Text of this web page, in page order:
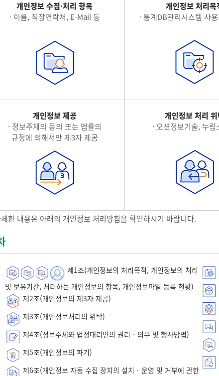
개인정보 수집·처리 항목
· 이름, 직장연락처, E-Mail 등
개인정보 처리목
· 통계DB관리시스템 사
개인정보 제공
· 정보주체의 동의 또는 법률의
규정에 의해서만 제3자 제공
개인정보 처리
· 오션정보기술, 누림
한 내용은 아래의 개인정보 처리방침을 확인하시기 바랍니다.
제1조(개인정보의 처리목적, 개인정보의 처리
및 보유기간, 처리하는 개인정보의 항목, 개인정보파일 등록 현황)
제2조(개인정보의 제3자 제공)
제3조(개인정보처리의 위탁)
제4조(정보주체와 법정대리인의 권리‧의무 및 행사방법)
제5조(개인정보의 파기)
제6조(개인정보 자동 수집 장치의 설치‧운영 및 거부에 관한